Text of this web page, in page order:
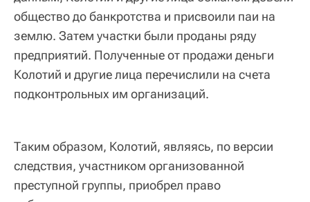
общество до банкротства и присвоили паи на
землю. Затем участки были проданы ряду
предприятий. Полученные от продажи деньги
Колотий и другие лица перечислили на счета
подконтрольных им организаций.
Таким образом, Колотий, являясь, по версии
следствия, участником организованной
преступной группы, приобрел право